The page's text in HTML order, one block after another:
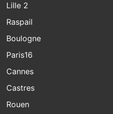
Lille 2
Raspail
Boulogne
Paris16
Cannes
Castres
Rouen